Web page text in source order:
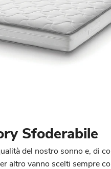
Sfoderabile
del nostro sonno e, di
altro vanno scelti sempre